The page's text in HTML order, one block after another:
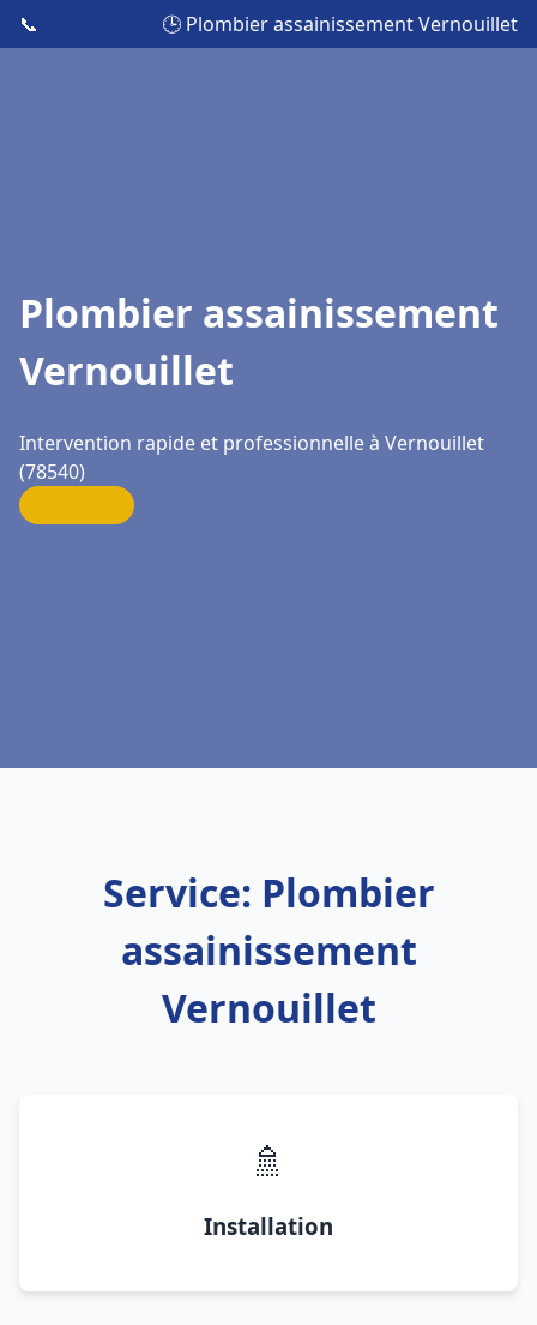
📞 🕒 Plombier assainissement Vernouillet
Plombier assainissement
Vernouillet
Intervention rapide et professionnelle à Vernouillet
(78540)
Service: Plombier
assainissement
Vernouillet
🚿
Installation